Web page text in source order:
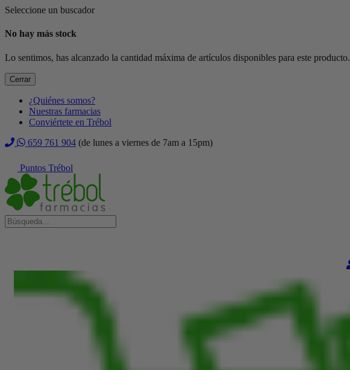
Seleccione un buscador
No hay más stock
Lo sentimos, has alcanzado la cantidad máxima de artículos disponibles para este producto.
Cerrar
¿Quiénes somos?
Nuestras farmacias
Conviértete en Trébol
659 761 904 (de lunes a viernes de 7am a 15pm)
Puntos Trébol